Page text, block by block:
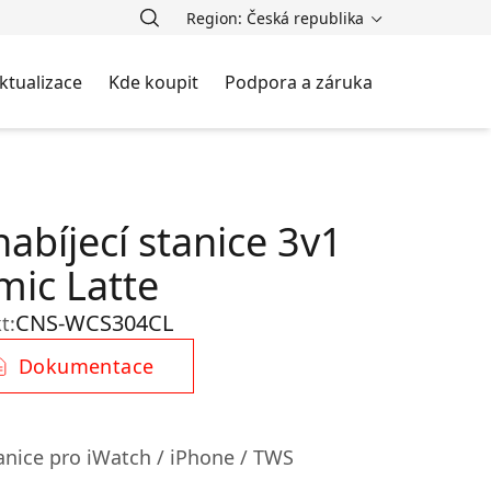
Region: Česká republika
Kde koupit Podpora a záruka
stanice 3v1
Latte
CNS-WCS304CL
Dokumentace
pro iWatch / iPhone / TWS